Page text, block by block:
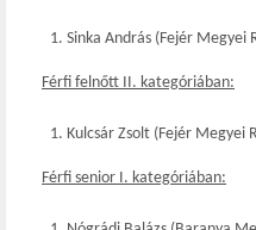
Sinka András (Fejér Megyei
Férfi felnőtt II. kategóriában:
Kulcsár Zsolt (Fejér Megyei
Férfi senior I. kategóriában: